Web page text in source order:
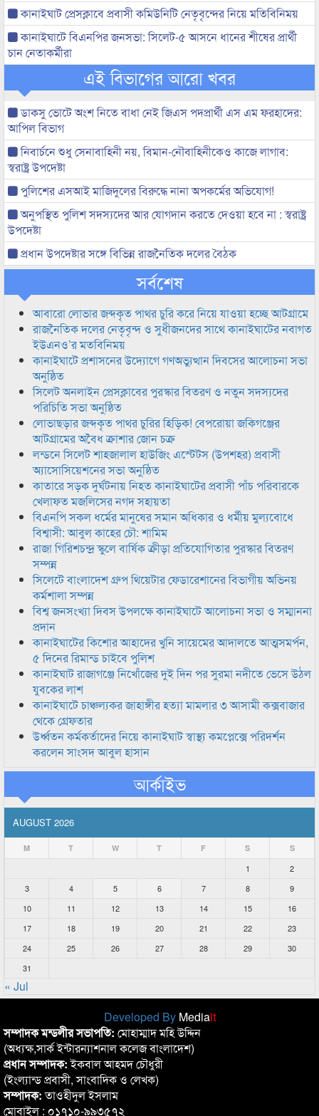
কানাইঘাট প্রেসক্লাবে প্রবাসী কমিউনিটি নেতৃবৃন্দের নিয়ে মতিবিনিময়
কানাইঘাটে বিএনপির জনসভা: সিলেট-৫ আসনে ধানের শীষের প্রার্থী
চান নেতাকর্মীরা
এই বিভাগের আরো খবর
ডাকসু ভোটে অংশ নিতে বাধা নেই জিএস পদপ্রার্থী এস এম ফরহাদের:
আপিল বিভাগ
নিবার্চনে শুধু সেনাবাহিনী নয়, বিমান-নৌবাহিনীকেও কাজে লাগাব:
স্বরাষ্ট্র উপদেষ্টা
পুলিশের এসআই মাজিদুলের বিরুদ্ধে নানা অপকর্মের অভিযোগ!
অনুপস্থিত পুলিশ সদস্যদের আর যোগদান করতে দেওয়া হবে না : স্বরাষ্ট্র
উপদেষ্টা
প্রধান উপদেষ্টার সঙ্গে বিভিন্ন রাজনৈতিক দলের বৈঠক
সর্বশেষ
আবারো লোভার জব্দকৃত পাথর চুরি করে নিয়ে যাওয়া হচ্ছে আটগ্রামে
রাজনৈতিক দলের নেতৃবৃন্দ ও সুধীজনদের সাথে কানাইঘাটের নবাগত
ইউএনও’র মতবিনিময়
কানাইঘাটে প্রশাসনের উদ্যোগে গণঅভ্যুত্থান দিবসের আলোচনা সভা
অনুষ্ঠিত
সিলেট অনলাইন প্রেসক্লাবের পুরস্কার বিতরণ ও নতুন সদস্যদের
পরিচিতি সভা অনুষ্ঠিত
লোভাছড়ার জব্দকৃত পাথর চুরির হিড়িক! বেপরোয়া জকিগঞ্জের
আটগ্রামের অবৈধ ক্রাশার জোন চক্র
লন্ডনে সিলেট শাহজালাল হাউজিং এস্টেটস (উপশহর) প্রবাসী
অ্যাসোসিয়েশনের সভা অনুষ্ঠিত
কাতারে সড়ক দুর্ঘটনায় নিহত কানাইঘাটের প্রবাসী পাঁচ পরিবারকে
খেলাফত মজলিসের নগদ সহায়তা
বিএনপি সকল ধর্মের মানুষের সমান অধিকার ও ধর্মীয় মুল্যবোধে
বিশ্বাসী: আবুল কাহের চৌ: শামিম
রাজা গিরিশচন্দ্র স্কুলে বার্ষিক ক্রীড়া প্রতিযোগিতার পুরস্কার বিতরণ
সম্পন্ন
সিলেটে বাংলাদেশ গ্রুপ থিয়েটার ফেডারেশানের বিভাগীয় অভিনয়
কর্মশালা সম্পন্ন
বিশ্ব জনসংখ্যা দিবস উপলক্ষে কানাইঘাটে আলোচনা সভা ও সম্মাননা
প্রদান
কানাইঘাটের কিশোর আহাদের খুনি সায়েমের আদালতে আত্মসমর্পন,
৫ দিনের রিমান্ড চাইবে পুলিশ
কানাইঘাট রাজাগঞ্জে নিখোঁজের দুই দিন পর সুরমা নদীতে ভেসে উঠল
যুবকের লাশ
কানাইঘাটে চাঞ্চল্যকর জাহাঙ্গীর হত্যা মামলার ৩ আসামী কক্সবাজার
থেকে গ্রেফতার
উর্ধ্বতন কর্মকর্তাদের নিয়ে কানাইঘাট স্বাস্থ্য কমপ্লেক্সে পরিদর্শন
করলেন সাংসদ আবুল হাসান
আর্কাইভ
AUGUST 2026
M T W T F S S
1
2
3
4 5 6 7 8
9
10
11 12 13 14 15
16
17
18 19 20 21 22
23
24
25 26 27 28 29
30
31
« Jul
Developed By Mediait
সম্পাদক মন্ডলীর সভাপতি: মোহাম্মাদ মহি উদ্দিন
(অধ্যক্ষ,সার্ক ইন্টারন্যাশনাল কলেজ বাংলাদেশ)
প্রধান সম্পাদক:ইকবাল আহমদ চৌধুরী
(ইংল্যান্ড প্রবাসী, সাংবাদিক ও লেখক)
সম্পাদক:তাওহীদুল ইসলাম
মোবাইল : ০১৭১০-৯৯৩৫৭২